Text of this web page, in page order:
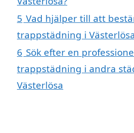
5 Vad hjälper till att
trappstädning i
6 Sök efter en
trappstädning i andra
Västerlösa